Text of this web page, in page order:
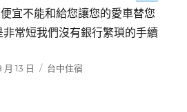
宜不能和給您讓您的愛車替您
非常短我們沒有銀行繁瑣的手續
月 13 日
分
台中住宿